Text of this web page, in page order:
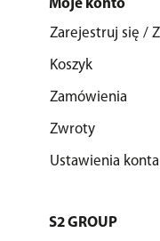
Moje konto
Zarejestruj się /
Koszyk
Zamówienia
Zwroty
Ustawienia konta
S2 GROUP